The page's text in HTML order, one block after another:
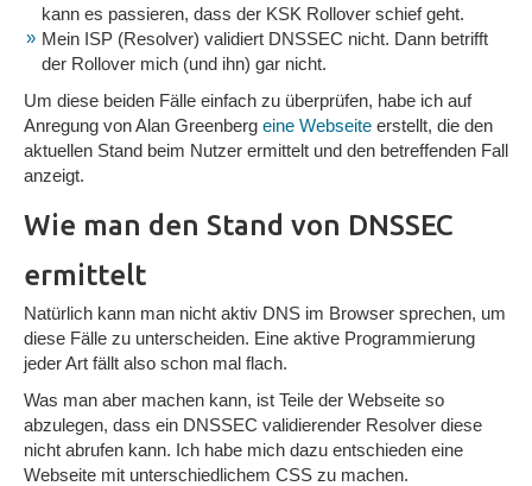
kann es passieren, dass der KSK Rollover schief geht.
Mein ISP (Resolver) validiert DNSSEC nicht. Dann betrifft
der Rollover mich (und ihn) gar nicht.
Um diese beiden Fälle einfach zu überprüfen, habe ich auf
Anregung von Alan Greenberg eine Webseite erstellt, die den
aktuellen Stand beim Nutzer ermittelt und den betreffenden Fall
anzeigt.
Wie man den Stand von DNSSEC
ermittelt
Natürlich kann man nicht aktiv DNS im Browser sprechen, um
diese Fälle zu unterscheiden. Eine aktive Programmierung
jeder Art fällt also schon mal flach.
Was man aber machen kann, ist Teile der Webseite so
abzulegen, dass ein DNSSEC validierender Resolver diese
nicht abrufen kann. Ich habe mich dazu entschieden eine
Webseite mit unterschiedlichem CSS zu machen.